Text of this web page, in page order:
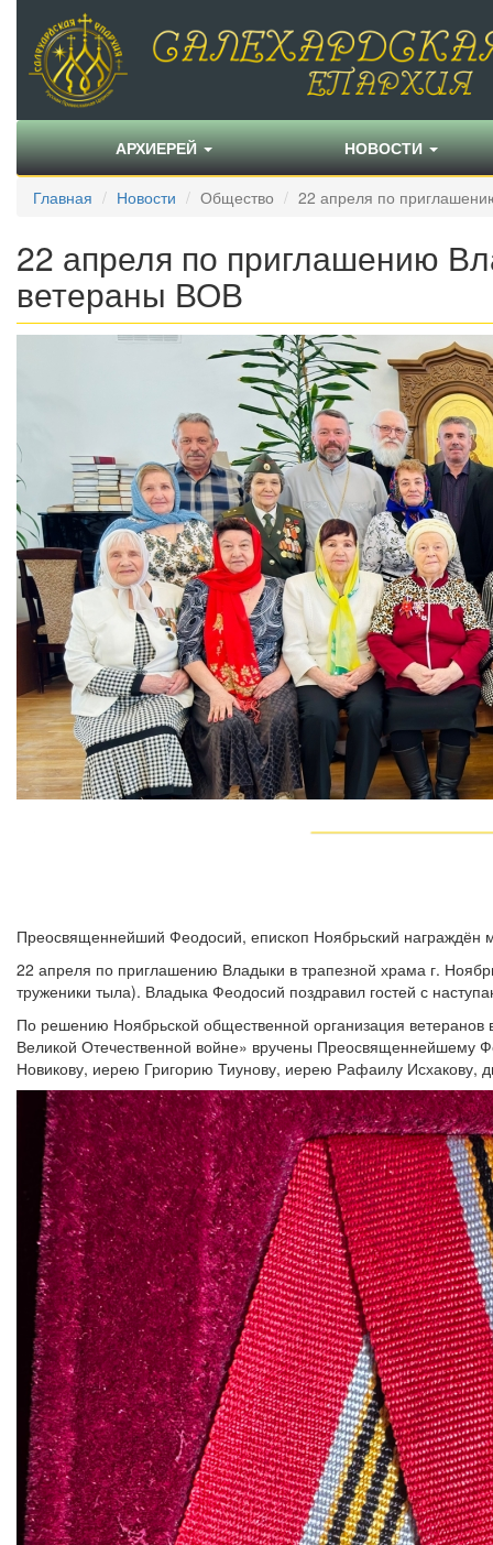
АРХИЕРЕЙ НОВОСТИ
Главная Новости Общество 22 апреля по
22 апреля по приглашению
ветераны ВОВ
Преосвященнейший Феодосий, епископ Ноябрьский
22 апреля по приглашению Владыки в трапезной храма г.
труженики тыла). Владыка Феодосий поздравил гостей с
По решению Ноябрьской общественной организация
Великой Отечественной войне» вручены Преосвященнейшему
Новикову, иерею Григорию Тиунову, иерею Рафаилу Исхакову,